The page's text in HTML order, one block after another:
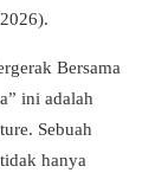
Bersama
ini adalah
Sebuah
hanya